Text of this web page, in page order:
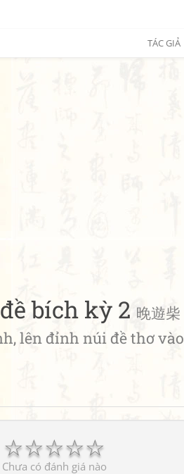
TÁC GIẢ
bích kỳ 2 晚遊柴
lên đỉnh núi đề thơ vào
☆
☆
☆
☆
☆
Chưa có đánh giá nào